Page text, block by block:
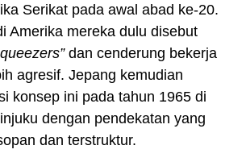
Serikat pada awal abad ke-20.
Amerika mereka dulu disebut
dan cenderung bekerja
agresif. Jepang kemudian
konsep ini pada tahun 1965 di
dengan pendekatan yang
dan terstruktur.